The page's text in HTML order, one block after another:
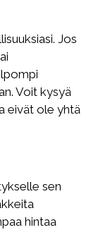
Jos
Voit kysyä
eivät ole yhtä
sen
hintaa